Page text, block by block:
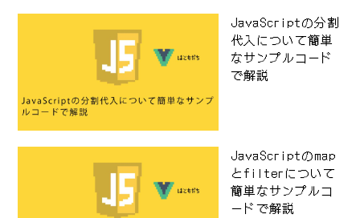
JavaScriptの分割
代入について簡単
なサンプルコード
で解説
JavaScriptのmap
とfilterについて
簡単なサンプルコ
ードで解説